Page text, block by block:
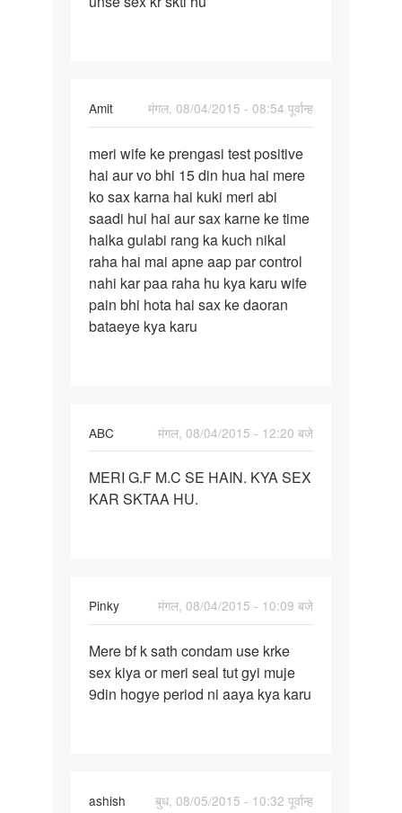
Amit
मंगल, 08/04/2015 - 08:54 पूर्वान्ह
meri
wife
ke
prengasi
test
meri wife ke prengasi test positive
hai aur vo bhi 15 din hua hai mere
ko sax karna hai kuki meri abi
saadi hui hai aur sax karne ke time
halka gulabi rang ka kuch nikal
raha hai mai apne aap par control
nahi kar paa raha hu kya karu wife
pain bhi hota hai sax ke daoran
bataeye kya karu
ABC
मंगल, 08/04/2015 - 12:20 बजे
MERI
G.F
SEX
MERI G.F M.C SE HAIN. KYA SEX
KAR SKTAA HU.
Pinky
मंगल, 08/04/2015 - 10:09 बजे
Mere
bf
k
Mere bf k sath condam use krke
sex kiya or meri seal tut gyi muje
9din hogye period ni aaya kya karu
ashish
बुध, 08/05/2015 - 10:32 पूर्वान्ह